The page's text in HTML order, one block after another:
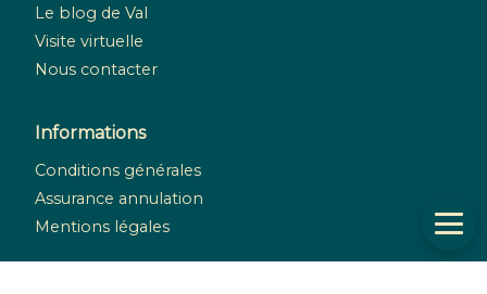
Le blog de Val
Visite virtuelle
Nous contacter
Informations
Conditions générales
Assurance annulation
Mentions légales